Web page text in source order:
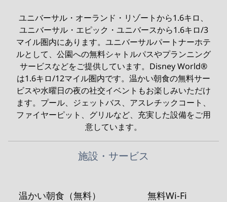
ユニバーサル・オーランド・リゾートから1.6キロ、
ユニバーサル・エピック・ユニバースから1.6キロ/3
マイル圏内にあります。ユニバーサルパートナーホテ
ルとして、公園への無料シャトルパスやプランニング
サービスなどをご提供しています。Disney World®
は1.6キロ/12マイル圏内です。温かい朝食の無料サー
ビスや水曜日の夜の社交イベントもお楽しみいただけ
ます。プール、ジェットバス、アスレチックコート、
ファイヤーピット、グリルなど、充実した設備をご用
意しています。
施設・サービス
温かい朝食（無料） 無料Wi-Fi